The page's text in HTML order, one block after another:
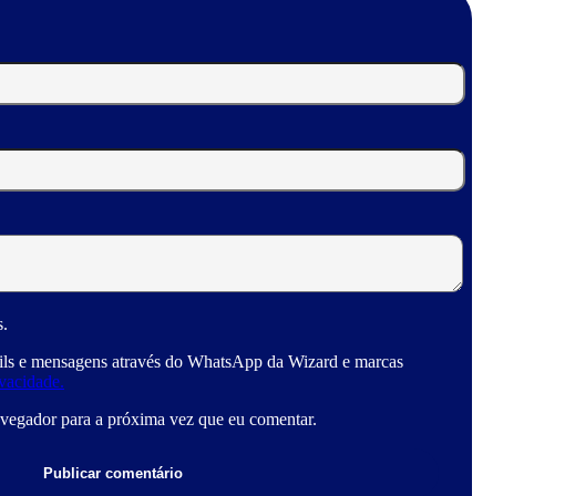
e mensagens através do WhatsApp da Wizard e marcas
para a próxima vez que eu comentar.